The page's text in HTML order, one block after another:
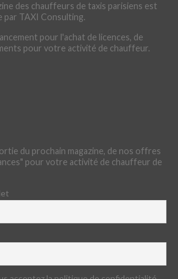
des chauffeurs de taxis parisiens est
par TAXI Consulting.
pour l'achat de licences, de
pour votre activité de chauffeur.
du prochain magazine, de nos offres
pour votre activité de chauffeur de